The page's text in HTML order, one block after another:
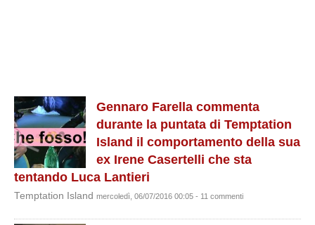
Gennaro Farella commenta
durante la puntata di Temptation
Island il comportamento della sua
ex Irene Casertelli che sta
tentando Luca Lantieri
Temptation Island mercoledì, 06/07/2016 00:05 - 11 commenti